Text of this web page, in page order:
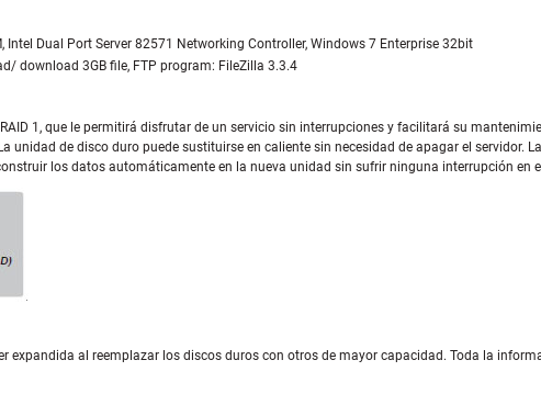
Intel Dual Port Server 82571 Networking Controller, Windows 7 Enterprise 32bit
download 3GB file, FTP program: FileZilla 3.3.4
1, que le permitirá disfrutar de un servicio sin interrupciones y facilitará su
unidad de disco duro puede sustituirse en caliente sin necesidad de apagar el
los datos automáticamente en la nueva unidad sin sufrir ninguna interrupción en
expandida al reemplazar los discos duros con otros de mayor capacidad. Toda la